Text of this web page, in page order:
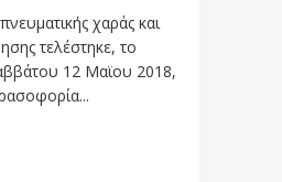
χαράς και
τελέστηκε, το
12 Μαϊου 2018,